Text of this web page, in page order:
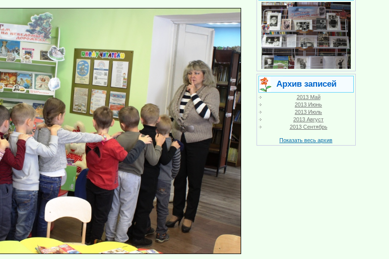
Архив записей
2013 Май
2013 Июнь
2013 Июль
2013 Август
2013 Сентябрь
Показать весь архив